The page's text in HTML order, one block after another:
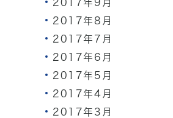
2017年9月
2017年8月
2017年7月
2017年6月
2017年5月
2017年4月
2017年3月